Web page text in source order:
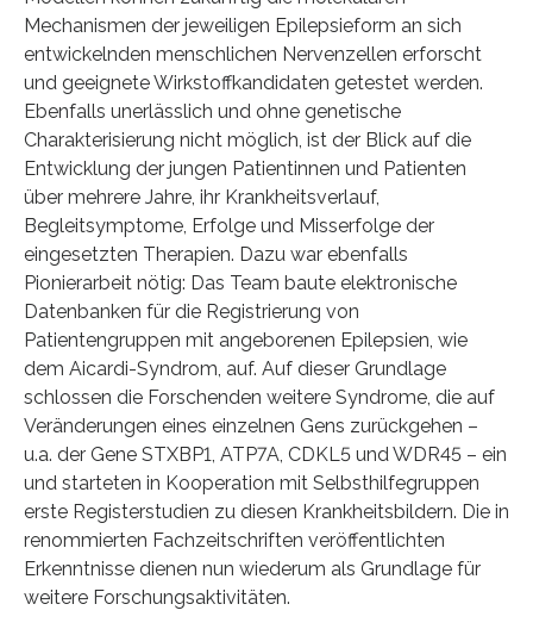
Mechanismen der jeweiligen Epilepsieform an sich
entwickelnden menschlichen Nervenzellen erforscht
und geeignete Wirkstoffkandidaten getestet werden.
Ebenfalls unerlässlich und ohne genetische
Charakterisierung nicht möglich, ist der Blick auf die
Entwicklung der jungen Patientinnen und Patienten
über mehrere Jahre, ihr Krankheitsverlauf,
Begleitsymptome, Erfolge und Misserfolge der
eingesetzten Therapien. Dazu war ebenfalls
Pionierarbeit nötig: Das Team baute elektronische
Datenbanken für die Registrierung von
Patientengruppen mit angeborenen Epilepsien, wie
dem Aicardi-Syndrom, auf. Auf dieser Grundlage
schlossen die Forschenden weitere Syndrome, die auf
Veränderungen eines einzelnen Gens zurückgehen –
u.a. der Gene STXBP1, ATP7A, CDKL5 und WDR45 – ein
und starteten in Kooperation mit Selbsthilfegruppen
erste Registerstudien zu diesen Krankheitsbildern. Die in
renommierten Fachzeitschriften veröffentlichten
Erkenntnisse dienen nun wiederum als Grundlage für
weitere Forschungsaktivitäten.